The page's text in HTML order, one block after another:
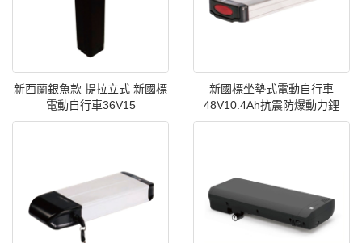
新西蘭銀魚款 提拉立式 新國標
電動自行車36V15
新國標坐墊式電動自行車
48V10.4Ah抗震防爆動力鋰